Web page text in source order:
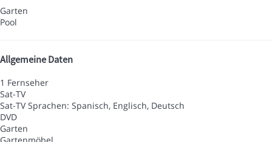
Garten
Pool
Allgemeine Daten
1 Fernseher
Sat-TV
Sat-TV Sprachen: Spanisch, Englisch, Deutsch
DVD
Garten
Gartenmöbel